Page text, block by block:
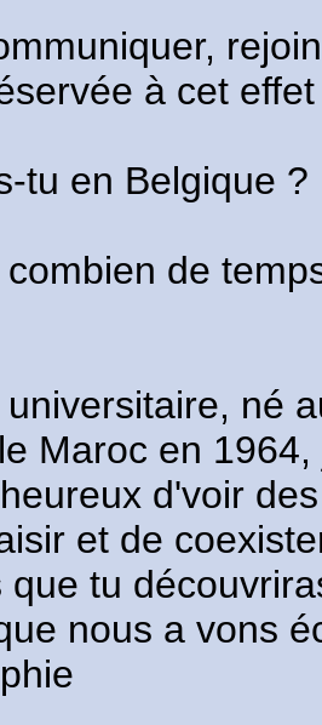
à cet effet
tu en Belgique ?
combien de
né
Maroc en
d'voir
et de
que tu
nous a vons